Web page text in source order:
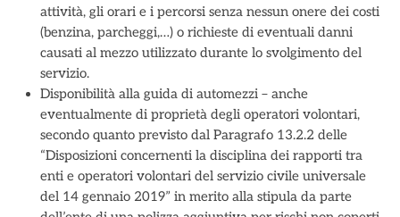
attività, gli orari e i percorsi senza nessun onere dei costi
(benzina, parcheggi,…) o richieste di eventuali danni
causati al mezzo utilizzato durante lo svolgimento del
servizio.
Disponibilità alla guida di automezzi – anche
eventualmente di proprietà degli operatori volontari,
secondo quanto previsto dal Paragrafo 13.2.2 delle
“Disposizioni concernenti la disciplina dei rapporti tra
enti e operatori volontari del servizio civile universale
del 14 gennaio 2019” in merito alla stipula da parte